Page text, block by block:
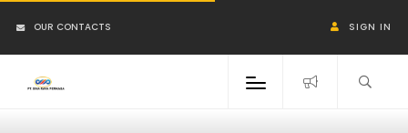
OUR CONTACTS SIGN IN